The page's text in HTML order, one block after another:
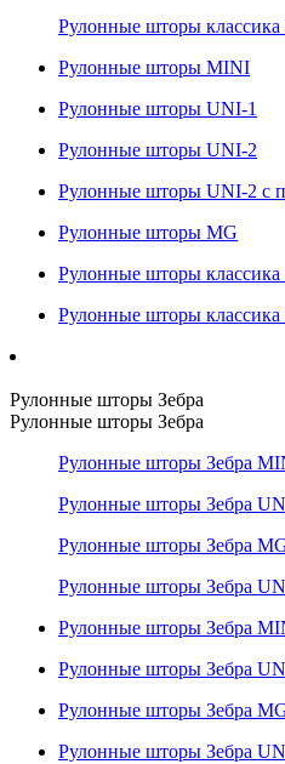
Рулонные шторы
Рулонные шторы MINI
Рулонные шторы UNI-1
Рулонные шторы UNI-2
Рулонные шторы UNI-2 с
Рулонные шторы MG
Рулонные шторы
Рулонные шторы
Рулонные шторы Зебра
Рулонные шторы Зебра
Рулонные шторы Зебра
Рулонные шторы Зебра
Рулонные шторы Зебра
Рулонные шторы Зебра
Рулонные шторы Зебра
Рулонные шторы Зебра
Рулонные шторы Зебра
Рулонные шторы Зебра